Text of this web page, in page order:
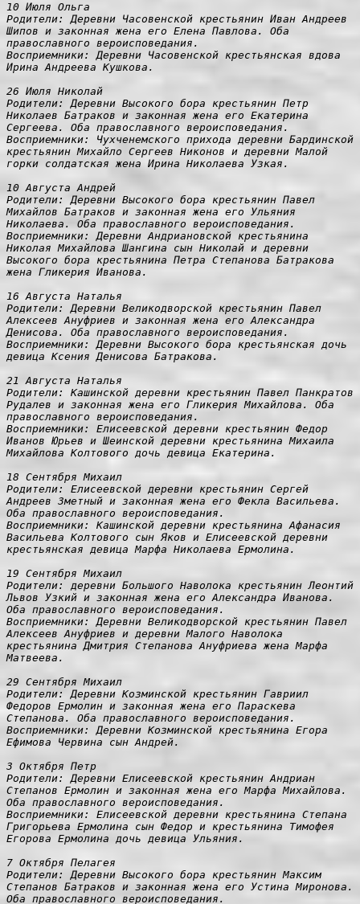
10 Июля Ольга
Родители: Деревни Часовенской крестьянин Иван Андреев
Шипов и законная жена его Елена Павлова. Оба
православного вероисповедания.
Восприемники: Деревни Часовенской крестьянская вдова
Ирина Андреева Кушкова.
26 Июля Николай
Родители: Деревни Высокого бора крестьянин Петр
Николаев Батраков и законная жена его Екатерина
Сергеева. Оба православного вероисповедания.
Восприемники: Чухченемского прихода деревни Бардинской
крестьянин Михайло Сергеев Никонов и деревни Малой
горки солдатская жена Ирина Николаева Узкая.
10 Августа Андрей
Родители: Деревни Высокого бора крестьянин Павел
Михайлов Батраков и законная жена его Ульяния
Николаева. Оба православного вероисповедания.
Восприемники: Деревни Андриановской крестьянина
Николая Михайлова Шангина сын Николай и деревни
Высокого бора крестьянина Петра Степанова Батракова
жена Гликерия Иванова.
16 Августа Наталья
Родители: Деревни Великодворской крестьянин Павел
Алексеев Ануфриев и законная жена его Александра
Денисова. Оба православного вероисповедания.
Восприемники: Деревни Высокого бора крестьянская дочь
девица Ксения Денисова Батракова.
21 Августа Наталья
Родители: Кашинской деревни крестьянин Павел Панкратов
Рудалев и законная жена его Гликерия Михайлова. Оба
православного вероисповедания.
Восприемники: Елисеевской деревни крестьянин Федор
Иванов Юрьев и Шеинской деревни крестьянина Михаила
Михайлова Колтового дочь девица Екатерина.
18 Сентября Михаил
Родители: Елисеевской деревни крестьянин Сергей
Андреев Зметный и законная жена его Фекла Васильева.
Оба православного вероисповедания.
Восприемники: Кашинской деревни крестьянина Афанасия
Васильева Колтового сын Яков и Елисеевской деревни
крестьянская девица Марфа Николаева Ермолина.
19 Сентября Михаил
Родители: деревни Большого Наволока крестьянин Леонтий
Львов Узкий и законная жена его Александра Иванова.
Оба православного вероисповедания.
Восприемники: Деревни Великодворской крестьянин Павел
Алексеев Ануфриев и деревни Малого Наволока
крестьянина Дмитрия Степанова Ануфриева жена Марфа
Матвеева.
29 Сентября Михаил
Родители: Деревни Козминской крестьянин Гавриил
Федоров Ермолин и законная жена его Параскева
Степанова. Оба православного вероисповедания.
Восприемники: Деревни Козминской крестьянина Егора
Ефимова Червина
сын Андрей.
3 Октября Петр
Родители: Деревни Елисеевской крестьянин Андриан
Степанов Ермолин и законная жена его Марфа Михайлова.
Оба православного вероисповедания.
Восприемники: Елисеевской деревни крестьянина Степана
Григорьева Ермолина сын Федор и крестьянина Тимофея
Егорова Ермолина дочь девица Ульяния.
7 Октября Пелагея
Родители: Деревни Высокого бора крестьянин Максим
Степанов Батраков и законная жена его Устина Миронова.
Оба православного вероисповедания.